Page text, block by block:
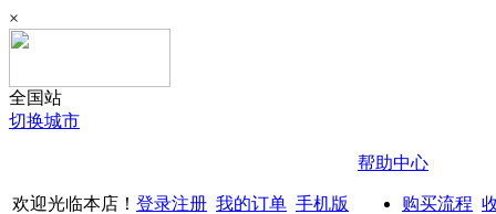
×
全国站
切换城市
欢迎光临本店！ 登录注册 我的订单 手机版
帮助中心
购买流程